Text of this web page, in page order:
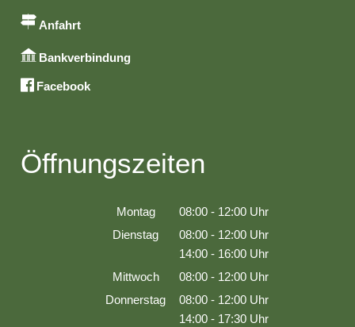
Anfahrt
Bankverbindung
Facebook
Öffnungszeiten
Montag 08:00 - 12:00 Uhr
Von 08:00 bis 12:00 Uhr
Dienstag 08:00 - 12:00 Uhr
Von 08:00 bis 12:00 Uhr
14:00 - 16:00 Uhr
Von 14:00 bis 16:00 Uhr
Mittwoch 08:00 - 12:00 Uhr
Von 08:00 bis 12:00 Uhr
Donnerstag 08:00 - 12:00 Uhr
Von 08:00 bis 12:00 Uhr
14:00 - 17:30 Uhr